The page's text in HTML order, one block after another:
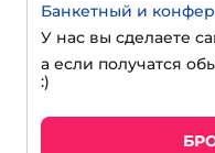
Банкетный и
У нас вы сделаете
а если получатся
:)